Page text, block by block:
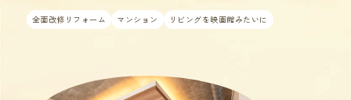
全面改修リフォーム マンション リビングを映画館みたいに